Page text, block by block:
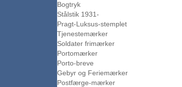
Bogtryk
Stålstik 1931-
Pragt-Luksus-stemplet
Tjenestemærker
Soldater frimærker
Portomærker
Porto-breve
Gebyr og Feriemærker
Postfærge-mærker